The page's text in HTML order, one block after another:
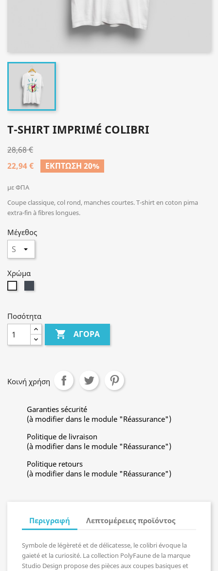
T-SHIRT IMPRIMÉ COLIBRI
28,68 €
22,94 €
ΈΚΠΤΩΣΗ 20%
με ΦΠΑ
Coupe classique, col rond, manches courtes. T-shirt en coton pima
extra-fin à fibres longues.
Μέγεθος
Χρώμα
Ποσότητα
 ΑΓΟΡΆ
Κοινή χρήση
Garanties sécurité
(à modifier dans le module "Réassurance")
Politique de livraison
(à modifier dans le module "Réassurance")
Politique retours
(à modifier dans le module "Réassurance")
Περιγραφή Λεπτομέρειες προϊόντος
Symbole de légèreté et de délicatesse, le colibri évoque la
gaieté et la curiosité. La collection PolyFaune de la marque
Studio Design propose des pièces aux coupes basiques et